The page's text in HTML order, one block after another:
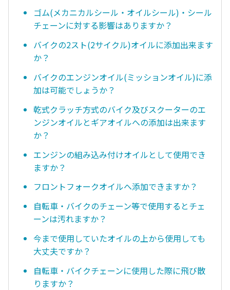
ゴム(メカニカルシール・オイルシール)・シール
チェーンに対する影響はありますか？
バイクの2スト(2サイクル)オイルに添加出来ます
か？
バイクのエンジンオイル(ミッションオイル)に添
加は可能でしょうか？
乾式クラッチ方式のバイク及びスクーターのエ
ンジンオイルとギアオイルへの添加は出来ます
か？
エンジンの組み込み付けオイルとして使用でき
ますか？
フロントフォークオイルへ添加できますか？
自転車・バイクのチェーン等で使用するとチェ
ーンは汚れますか？
今まで使用していたオイルの上から使用しても
大丈夫ですか？
自転車・バイクチェーンに使用した際に飛び散
りますか？